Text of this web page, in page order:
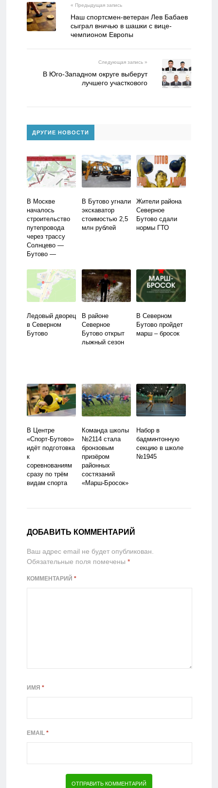
« Предыдущая запись
Наш спортсмен-ветеран Лев Бабаев
сыграл вничью в шашки с вице-
чемпионом Европы
Следующая запись »
В Юго-Западном округе выберут
лучшего участкового
ДРУГИЕ НОВОСТИ
В Москве
началось
строительство
путепровода
через трассу
Солнцево —
Бутово —
шоссе
В Бутово угнали
экскаватор
стоимостью 2,5
млн рублей
Жители района
Северное
Бутово сдали
нормы ГТО
Ледовый дворец
в Северном
Бутово
В районе
Северное
Бутово открыт
лыжный сезон
В Северном
Бутово пройдет
марш – бросок
В Центре
«Спорт-Бутово»
идёт подготовка
к
соревнованиям
сразу по трём
видам спорта
Команда школы
№2114 стала
бронзовым
призёром
районных
состязаний
«Марш-Бросок»
Набор в
бадминтонную
секцию в школе
№1945
ДОБАВИТЬ КОММЕНТАРИЙ
Ваш адрес email не будет опубликован.
Обязательные поля помечены *
КОММЕНТАРИЙ *
ИМЯ *
EMAIL *